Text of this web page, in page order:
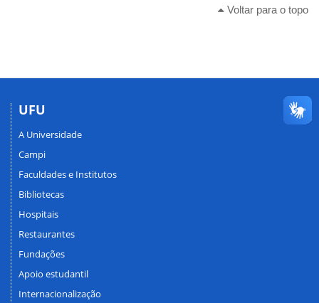
Voltar para o topo
UFU
A Universidade
Campi
Faculdades e Institutos
Bibliotecas
Hospitais
Restaurantes
Fundações
Apoio estudantil
Internacionalização